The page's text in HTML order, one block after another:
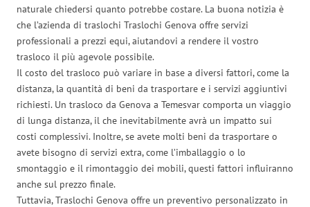
naturale chiedersi quanto potrebbe costare. La buona notizia è
che l’azienda di traslochi Traslochi Genova offre servizi
professionali a prezzi equi, aiutandovi a rendere il vostro
trasloco il più agevole possibile.
Il costo del trasloco può variare in base a diversi fattori, come la
distanza, la quantità di beni da trasportare e i servizi aggiuntivi
richiesti. Un trasloco da Genova a Temesvar comporta un viaggio
di lunga distanza, il che inevitabilmente avrà un impatto sui
costi complessivi. Inoltre, se avete molti beni da trasportare o
avete bisogno di servizi extra, come l’imballaggio o lo
smontaggio e il rimontaggio dei mobili, questi fattori influiranno
anche sul prezzo finale.
Tuttavia, Traslochi Genova offre un preventivo personalizzato in